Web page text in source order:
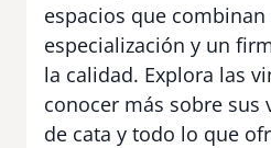
espacios que combinan
especialización y un
la calidad. Explora las
conocer más sobre sus
de cata y todo lo que